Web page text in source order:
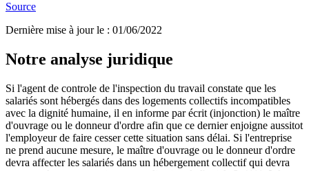
Source
Dernière mise à jour le : 01/06/2022
Notre analyse juridique
Si l'agent de controle de l'inspection du travail constate que les
salariés sont hébergés dans des logements collectifs incompatibles
avec la dignité humaine, il en informe par écrit (injonction) le maître
d'ouvrage ou le donneur d'ordre afin que ce dernier enjoigne aussitot
l'employeur de faire cesser cette situation sans délai. Si l'entreprise
ne prend aucune mesure, le maître d'ouvrage ou le donneur d'ordre
devra affecter les salariés dans un hébergement collectif qui devra